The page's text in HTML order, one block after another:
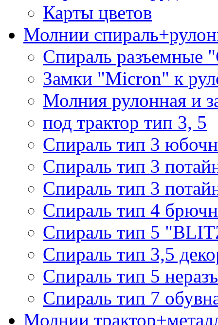
Карты цветов
Молнии
Спираль разъемные
Замки "Micron" к
Молния рулонная и
под трактор тип 3, 5
Спираль тип 3
Спираль тип 3
Спираль тип 3
Спираль тип 4
Спираль тип 5
Спираль тип 3,5
Спираль тип 5
Спираль тип 7
Молнии